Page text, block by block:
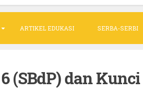
ARTIKEL EDUKASI SERBA-SERBI
(SBdP) dan